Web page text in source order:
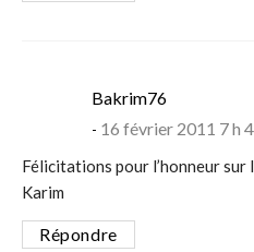
Bakrim76says:
16 février 2011 7 h
Félicitations pour l’honneur sur
Karim
Répondre